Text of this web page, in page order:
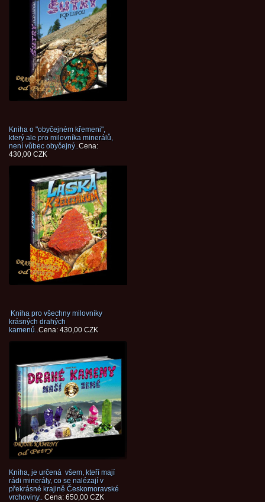
Kniha o "obyčejném křemeni",
který ale pro milovníka minerálů,
není vůbec obyčejný..Cena:
430,00 CZK
Kniha pro všechny milovníky
krásných drahých
kamenů..Cena: 430,00 CZK
Kniha, je určená všem, kteří mají
rádi minerály, co se nalézají v
překrásné krajině Českomoravské
vrchoviny.. Cena: 650,00 CZK